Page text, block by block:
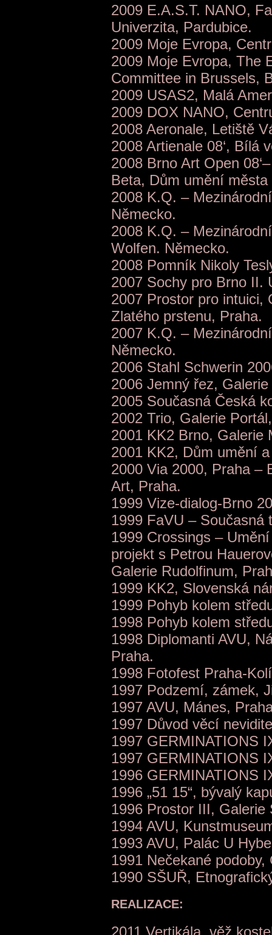
2009 E.A.S.T. NANO,
Univerzita, Pardubice.
2009 Moje Evropa,
2009 Moje Evropa, The
Committee in Brussels,
2009 USAS2, Malá
2009 DOX NANO,
2008 Aeronale, Letiště
2008 Artienale 08‘, Bílá
2008 Brno Art Open
Beta, Dům umění města
2008 K.Q. –
Německo.
2008 K.Q. –
Wolfen. Německo.
2008 Pomník Nikoly
2007 Sochy pro Brno II.
2007 Prostor pro intuici,
Zlatého prstenu, Praha.
2007 K.Q. –
Německo.
2006 Stahl Schwerin
2006 Jemný řez,
2005 Současná Česká
2002 Trio, Galerie
2001 KK2 Brno, Galerie
2001 KK2, Dům umění
2000 Via 2000, Praha –
Art, Praha.
1999 Vize-dialog-Brno
1999 FaVU –
1999 Crossings –
projekt s Petrou
Galerie Rudolfinum,
1999 KK2, Slovenská
1999 Pohyb kolem
1998 Pohyb kolem
1998 Diplomanti AVU,
Praha.
1998 Fotofest Praha-
1997 Podzemí, zámek,
1997 AVU, Mánes,
1997 Důvod věcí
1997 GERMINATIONS
1997 GERMINATIONS
1996 GERMINATIONS
1996 „51 15“, bývalý
1996 Prostor III, Galerie
1994 AVU,
1993 AVU, Palác U
1991 Nečekané
1990 SŠUŘ,
REALIZACE:
2011 Vertikála, věž